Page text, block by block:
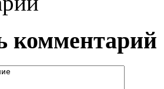
комментарий